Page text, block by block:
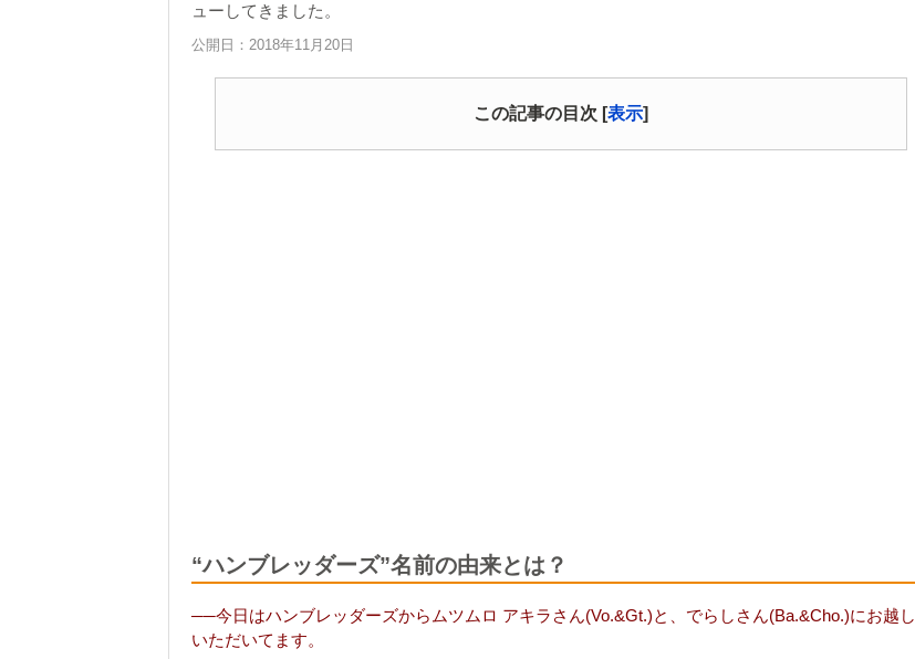
ューしてきました。
公開日：2018年11月20日
この記事の目次 [表示]
“ハンブレッダーズ”名前の由来とは？
──今日はハンブレッダーズからムツムロ アキラさん(Vo.&Gt.)と、でらしさん(Ba.&Cho.)にお越し
いただいてます。